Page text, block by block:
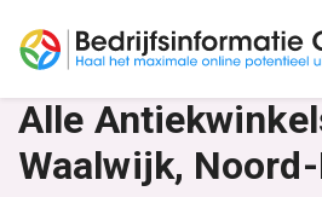
Alle
Waalwijk,